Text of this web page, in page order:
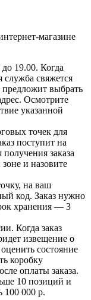
магазине
до 19.00. Когда
служба свяжется
предложит выбрать
Осмотрите
указанной
точек для
поступит на
заказа
и назовите
на ваш
код. Заказ нужно
хранения — 3
Когда заказ
извещение о
состояние
коробку
оплаты заказа.
10 позиций и
100 000 р.